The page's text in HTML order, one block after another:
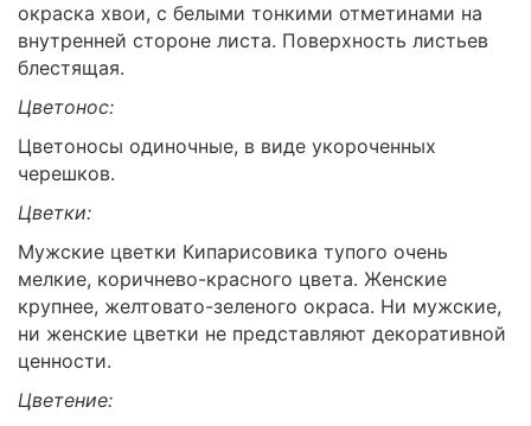
окраска хвои, с белыми тонкими отметинами на
внутренней стороне листа. Поверхность листьев
блестящая.
Цветонос:
Цветоносы одиночные, в виде укороченных
черешков.
Цветки:
Мужские цветки Кипарисовика тупого очень
мелкие, коричнево-красного цвета. Женские
крупнее, желтовато-зеленого окраса. Ни мужские,
ни женские цветки не представляют декоративной
ценности.
Цветение: